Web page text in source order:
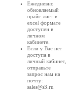
Ежедневно
обновляемый
прайс-лист в
excel формате
доступен в
личном
кабинете
Если у Вас нет
доступа в
личный кабинет,
отправьте
запрос нам на
почту:
sales@s3.ru